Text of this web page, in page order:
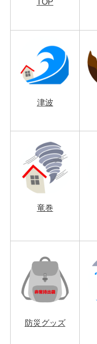
TOP
津波
竜巻
防災グッズ